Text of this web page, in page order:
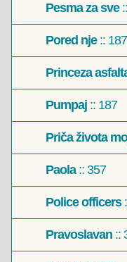
Pesma za sve
Pored nje:: 187
Princeza
Pumpaj :: 187
Priča života
Paola:: 357
Police officers
Pravoslavan ::